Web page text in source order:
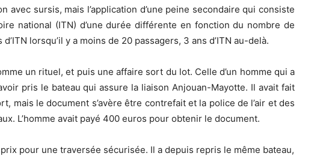
avec sursis, mais l’application d’une peine secondaire qui consiste
national (ITN) d’une durée différente en fonction du nombre de
lorsqu’il y a moins de 20 passagers, 3 ans d’ITN au-delà.
un rituel, et puis une affaire sort du lot. Celle d’un homme qui a
pris le bateau qui assure la liaison Anjouan-Mayotte. Il avait fait
mais le document s’avère être contrefait et la police de l’air et des
L’homme avait payé 400 euros pour obtenir le document.
pour une traversée sécurisée. Il a depuis repris le même bateau,